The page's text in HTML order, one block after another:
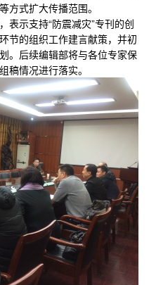
方式扩大传播范围。
表示支持“防震减灾”专刊的创
节的组织工作建言献策，并初
。后续编辑部将与各位专家保
稿情况进行落实。